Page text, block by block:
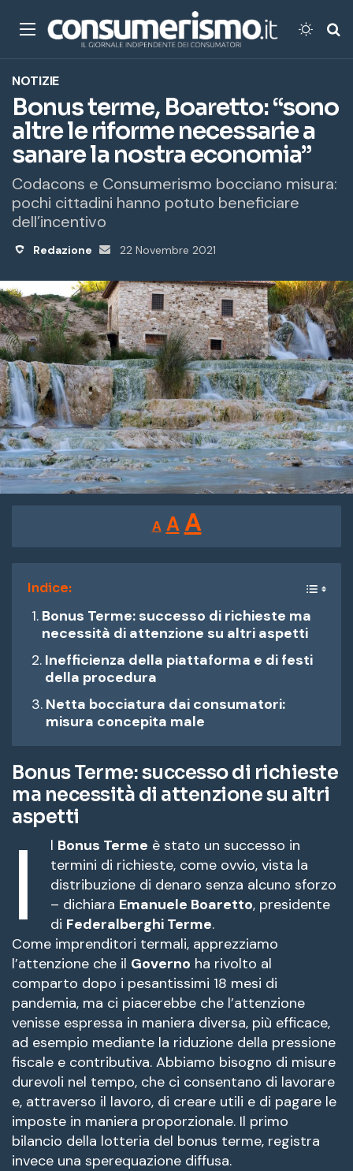
Menu
NOTIZIE
Bonus terme, Boaretto: “sono
altre le riforme necessarie a
sanare la nostra economia”
Codacons e Consumerismo bocciano misura:
pochi cittadini hanno potuto beneficiare
dell’incentivo
Redazione
Invia
22 Novembre 2021
A
Reducir
tamaño
de
fuente.
A Restablecer
tamaño
de
AAumentar
tamaño
fuente.
Indice:
Bonus Terme: successo di richieste ma
necessità di attenzione su altri aspetti
Inefficienza della piattaforma e di festi
della procedura
Netta bocciatura dai consumatori:
misura concepita male
Bonus Terme: successo di richieste
ma necessità di attenzione su altri
aspetti
I l Bonus Terme è stato un successo in
termini di richieste, come ovvio, vista la
distribuzione di denaro senza alcuno sforzo
– dichiara Emanuele Boaretto, presidente
di Federalberghi Terme.
Come imprenditori termali, apprezziamo
l’attenzione che il Governo ha rivolto al
comparto dopo i pesantissimi 18 mesi di
pandemia, ma ci piacerebbe che l’attenzione
venisse espressa in maniera diversa, più efficace,
ad esempio mediante la riduzione della pressione
fiscale e contributiva. Abbiamo bisogno di misure
durevoli nel tempo, che ci consentano di lavorare
e, attraverso il lavoro, di creare utili e di pagare le
imposte in maniera proporzionale. Il primo
bilancio della lotteria del bonus terme, registra
invece una sperequazione diffusa.